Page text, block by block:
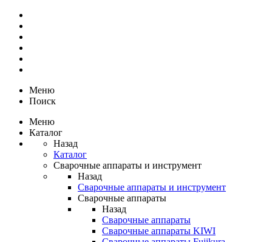
Меню
Поиск
Меню
Каталог
Назад
Каталог
Сварочные аппараты и инструмент
Назад
Сварочные аппараты и инструмент
Сварочные аппараты
Назад
Сварочные аппараты
Сварочные аппараты KIWI